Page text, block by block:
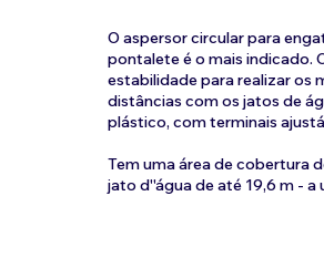
O aspersor circular para
pontalete é o mais indicado.
estabilidade para realizar os
distâncias com os jatos de
plástico, com terminais
Tem uma área de cobertura
jato d''água de até 19,6 m - a